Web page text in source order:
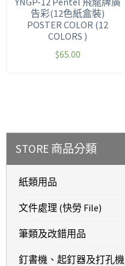
告彩(12色紙盒裝)
POSTER COLOR (12
COLORS )
$65.00
STORE 商品分類
紙類用品
文件處理 (快勞 File)
筆類及改錯用品
釘書機、起釘器及打孔機